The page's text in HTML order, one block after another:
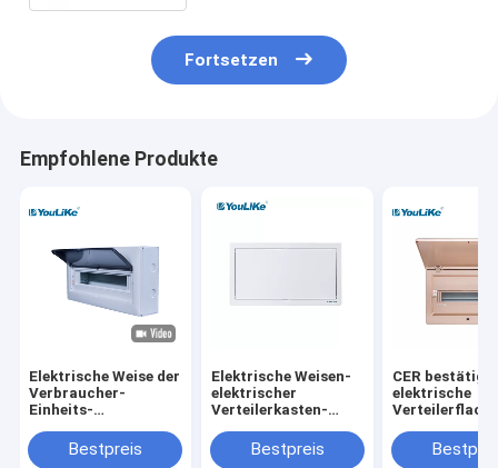
Fortsetzen
Empfohlene Produkte
Elektrische Weise der
Verbraucher-
Einheits-
Leistung des
Verteilerkasten-IP40
Bestpreis
Elektrische Weisen-
elektrischer
Verteilerkasten-
Verteilerkasten-
Plastik des Kasten-
Bestpreis
CER
elektrische